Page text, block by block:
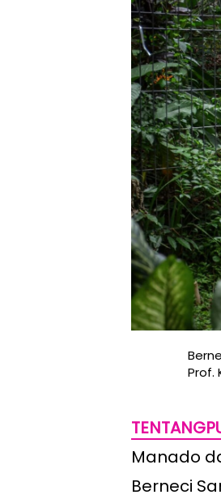
Prof.
Manado
Berneci